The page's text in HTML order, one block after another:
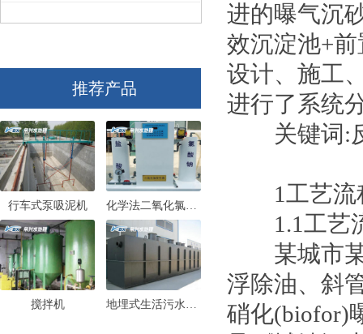
推荐产品
行车式泵吸泥机 化学法二氧化氯发生器
搅拌机 地埋式生活污水处理设备
进的曝气沉
效沉淀池+
设计、施工
进行了系统
关键词:反
1工艺流
1.1工艺
某城市某
浮除油、斜
硝化(biofor)